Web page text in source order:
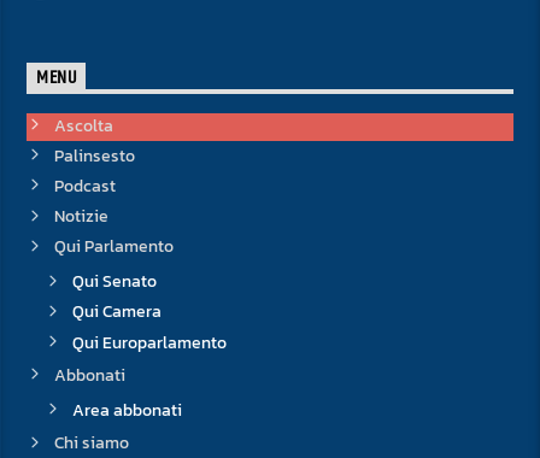
MENU
Ascolta
Palinsesto
Podcast
Notizie
Qui Parlamento
Qui Senato
Qui Camera
Qui Europarlamento
Abbonati
Area abbonati
Chi siamo